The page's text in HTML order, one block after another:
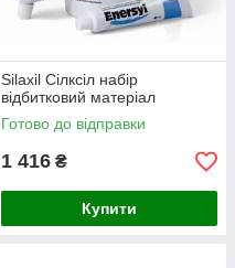
Silaxil Сілксіл набір
відбитковий матеріал
Готово до відправки
1 416 ₴
Купити